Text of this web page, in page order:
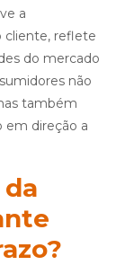
a
cliente, reflete
do mercado
não
também
direção a